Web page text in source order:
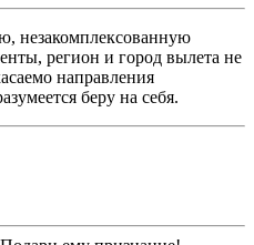
незакомплексованную
регион и город вылета не
направления
беру на себя.